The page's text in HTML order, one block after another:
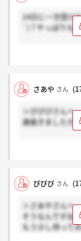
14日に一次受け
`)？やっぱりも
さあや さん
＞ぴぴぴさんへ
連絡きましたか
ぴぴぴ さん
＞さあやさんへ
そうなんですね
もう少し待って